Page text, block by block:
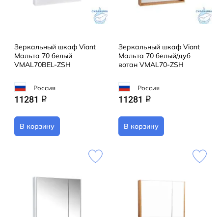
Зеркальный шкаф Viant
Мальта 70 белый
VMAL70BEL-ZSH
Россия
11281 q
В корзину
Зеркальный шкаф Viant
Мальта 70 белый/дуб
вотан VMAL70-ZSH
Россия
11281 q
В корзину